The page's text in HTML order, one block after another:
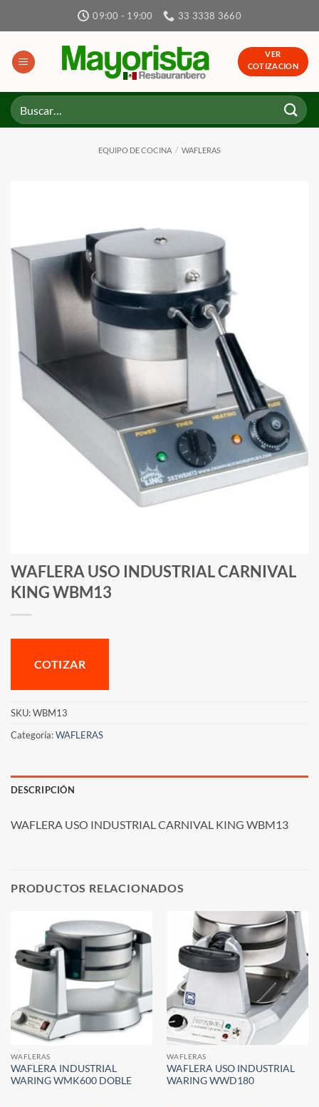
09:00 - 19:00 33 3338 3660
VER
COTIZACION
Buscar
por:
EQUIPO DE COCINA / WAFLERAS
WAFLERA USO INDUSTRIAL CARNIVAL
KING WBM13
COTIZAR
SKU:WBM13
Categoría:WAFLERAS
DESCRIPCIÓN
WAFLERA USO INDUSTRIAL CARNIVAL KING WBM13
PRODUCTOS RELACIONADOS
WAFLERAS
WAFLERA INDUSTRIAL
WARING WMK600 DOBLE
WAFLERAS
WAFLERA USO INDUSTRIAL
WARING WWD180